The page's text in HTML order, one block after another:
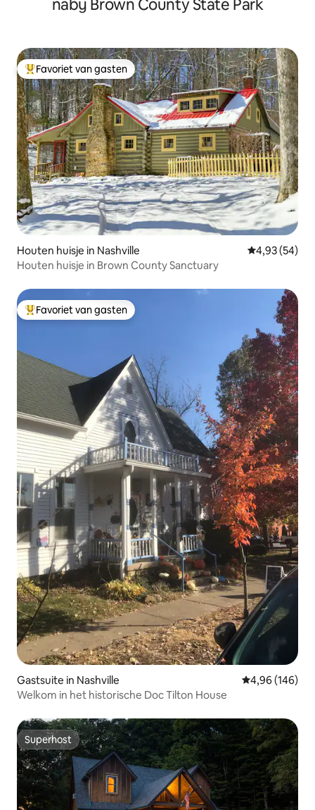
nabij Brown County State Park
Topfavoriet van gasten
Favoriet van gasten
Houten huisje in Nashville Gemiddelde
4,93 (54)
Houten huisje in Brown County Sanctuary
Topfavoriet van gasten
Favoriet van gasten
Gastsuite in Nashville Gemiddelde
4,96 (146)
Welkom in het historische Doc Tilton House
Superhost
Superhost